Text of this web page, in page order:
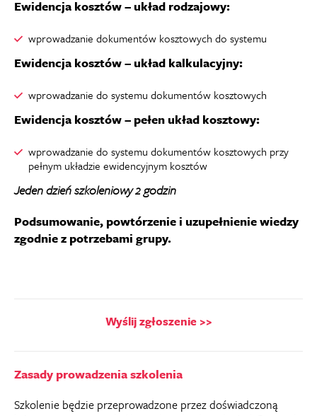
Ewidencja kosztów – układ rodzajowy:
wprowadzanie dokumentów kosztowych do systemu
Ewidencja kosztów – układ kalkulacyjny:
wprowadzanie do systemu dokumentów kosztowych
Ewidencja kosztów – pełen układ kosztowy:
wprowadzanie do systemu dokumentów kosztowych przy
pełnym układzie ewidencyjnym kosztów
Jeden dzień szkoleniowy 2 godzin
Podsumowanie, powtórzenie i uzupełnienie wiedzy
zgodnie z potrzebami grupy.
Wyślij zgłoszenie >>
Zasady prowadzenia szkolenia
Szkolenie będzie przeprowadzone przez doświadczoną